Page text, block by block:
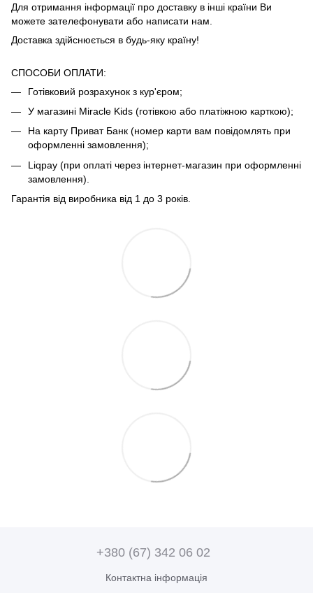
Для отримання інформації про доставку в інші країни Ви
можете зателефонувати або написати нам.
Доставка здійснюється в будь-яку країну!
СПОСОБИ ОПЛАТИ:
Готівковий розрахунок з кур'єром;
У магазині Miracle Kids (готівкою або платіжною карткою);
На карту Приват Банк (номер карти вам повідомлять при
оформленні замовлення);
Liqpay (при оплаті через інтернет-магазин при оформленні
замовлення).
Гарантія від виробника від 1 до 3 років.
+380 (67) 342 06 02
Контактна інформація